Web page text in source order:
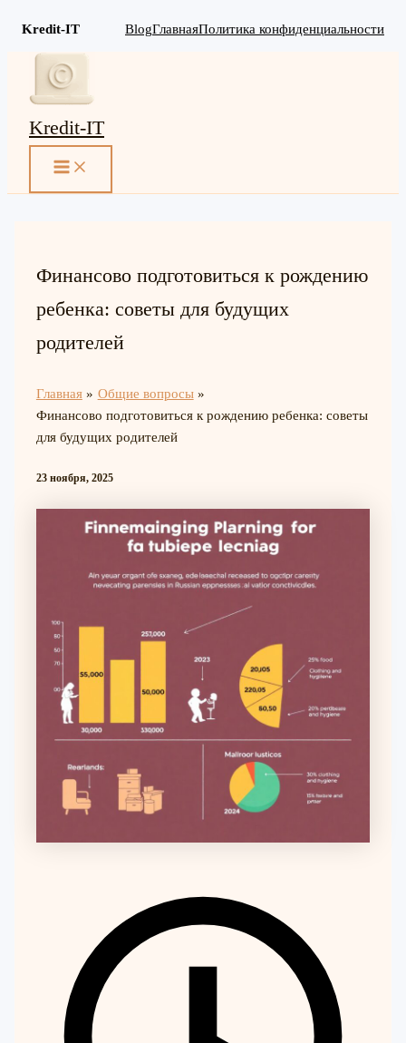
Kredit-IT BlogГлавнаяПолитика конфиденциальности
Перейти
содержимому
Kredit-IT
MAIN
Финансово подготовиться к рождению
ребенка: советы для будущих
родителей
Главная
Общие вопросы
Финансово подготовиться к рождению ребенка: советы
для будущих родителей
23 ноября, 2025